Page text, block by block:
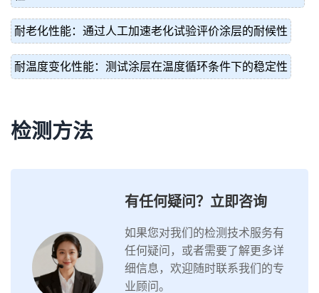
耐老化性能：通过人工加速老化试验评价涂层的耐候性
耐温度变化性能：测试涂层在温度循环条件下的稳定性
检测方法
有任何疑问？立即咨询
如果您对我们的检测技术服务有
任何疑问，或者需要了解更多详
细信息，欢迎随时联系我们的专
业顾问。